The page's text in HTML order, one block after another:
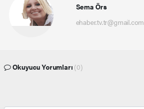
Sema Örs
ehaber.tv.tr@gmail.com
Okuyucu Yorumları (0)